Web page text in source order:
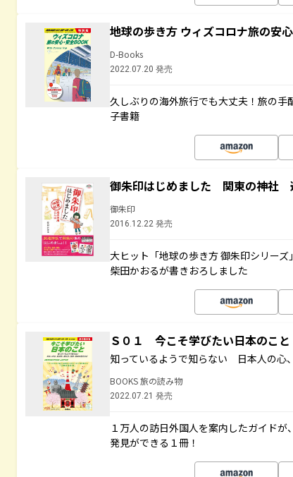
地球の歩き方 ウィズコロナ旅の安
D-Books
2022.07.20 発売
久しぶりの海外旅行でも大丈夫！旅の
子書籍
御朱印はじめました 関東の神社
御朱印
2016.12.22 発売
大ヒット「地球の歩き方 御朱印シリー
柴田かおるが書きおろしました
Ｓ０１ 今こそ学びたい日本のこと
知っているようで知らない 日本人の心
BOOKS 旅の読み物
2022.07.21 発売
１万人の訪日外国人を案内したガイド
発見ができる１冊！